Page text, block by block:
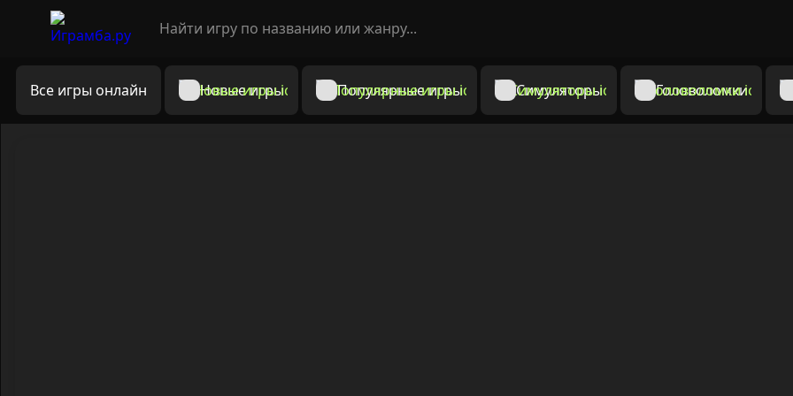
Все игры онлайн Новые игры Популярные игры Симуляторы Головоломки